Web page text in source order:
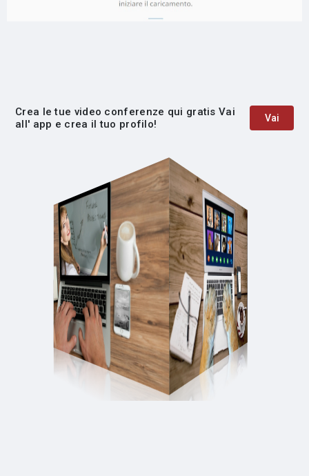
Crea le tue video conferenze qui gratis Vai
all' app e crea il tuo profilo!
Vai